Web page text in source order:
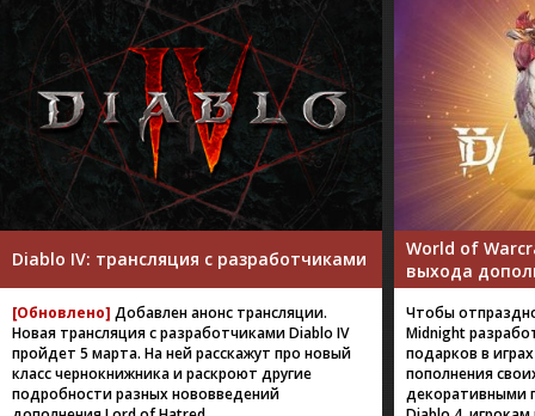
Diablo IV: трансляция с разработчиками
[Обновлено] Добавлен анонс трансляции.
Новая трансляция с разработчиками Diablo IV
пройдет 5 марта. На ней расскажут про новый
класс чернокнижника и раскроют другие
подробности разных нововведений
World of
выхода
Чтобы
Midnight
подарков в
пополнения
декоративными